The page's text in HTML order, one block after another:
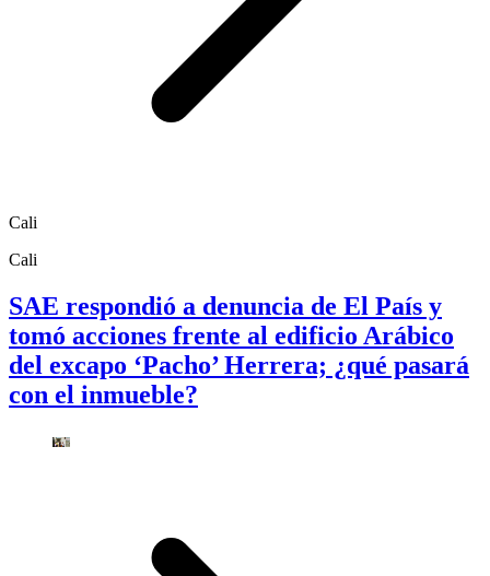
Cali
Cali
SAE respondió a denuncia de El País y
tomó acciones frente al edificio Arábico
del excapo ‘Pacho’ Herrera; ¿qué pasará
con el inmueble?